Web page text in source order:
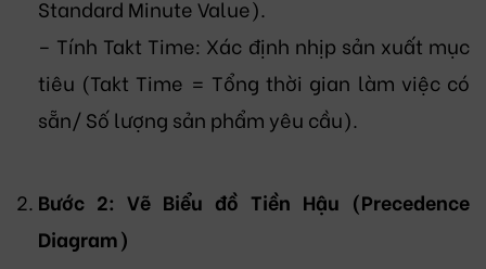
Standard Minute Value).
– Tính Takt Time: Xác định nhịp sản xuất mục
tiêu (Takt Time = Tổng thời gian làm việc có
sẵn/ Số lượng sản phẩm yêu cầu).
Bước 2: Vẽ Biểu đồ Tiền Hậu (Precedence
Diagram)